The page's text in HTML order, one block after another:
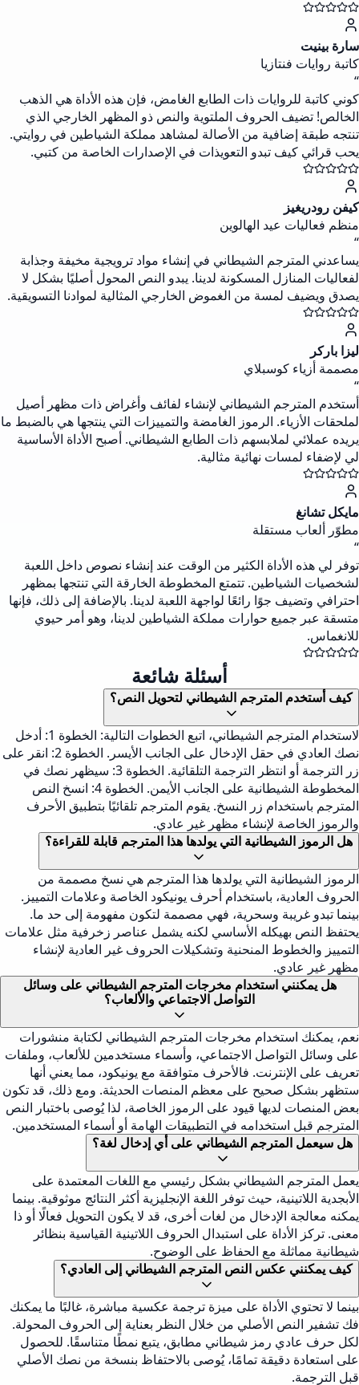
سارة بينيت
كاتبة روايات فنتازيا
“
كوني كاتبة للروايات ذات الطابع الغامض، فإن هذه الأداة هي الذهب
الخالص! تضيف الحروف الملتوية والنص ذو المظهر الخارجي الذي
تنتجه طبقة إضافية من الأصالة لمشاهد مملكة الشياطين في روايتي.
يحب قرائي كيف تبدو التعويذات في الإصدارات الخاصة من كتبي.
كيفن رودريغيز
منظم فعاليات عيد الهالوين
“
يساعدني المترجم الشيطاني في إنشاء مواد ترويجية مخيفة وجذابة
لفعاليات المنازل المسكونة لدينا. يبدو النص المحول أصليًا بشكل لا
يصدق ويضيف لمسة من الغموض الخارجي المثالية لموادنا التسويقية.
ليزا باركر
مصممة أزياء كوسبلاي
“
أستخدم المترجم الشيطاني لإنشاء لفائف وأغراض ذات مظهر أصيل
لملحقات الأزياء. الرموز الغامضة والتمييزات التي ينتجها هي بالضبط ما
يريده عملائي لملابسهم ذات الطابع الشيطاني. أصبح الأداة الأساسية
لي لإضفاء لمسات نهائية مثالية.
مايكل تشانغ
مطوّر ألعاب مستقلة
“
توفر لي هذه الأداة الكثير من الوقت عند إنشاء نصوص داخل اللعبة
لشخصيات الشياطين. تتمتع المخطوطة الخارقة التي تنتجها بمظهر
احترافي وتضيف جوًا رائعًا لواجهة اللعبة لدينا. بالإضافة إلى ذلك، فإنها
متسقة عبر جميع حوارات مملكة الشياطين لدينا، وهو أمر حيوي
للانغماس.
أسئلة شائعة
كيف أستخدم المترجم الشيطاني لتحويل النص؟
لاستخدام المترجم الشيطاني، اتبع الخطوات التالية: الخطوة 1: أدخل
نصك العادي في حقل الإدخال على الجانب الأيسر. الخطوة 2: انقر على
زر الترجمة أو انتظر الترجمة التلقائية. الخطوة 3: سيظهر نصك في
المخطوطة الشيطانية على الجانب الأيمن. الخطوة 4: انسخ النص
المترجم باستخدام زر النسخ. يقوم المترجم تلقائيًا بتطبيق الأحرف
والرموز الخاصة لإنشاء مظهر غير عادي.
هل الرموز الشيطانية التي يولدها هذا المترجم قابلة للقراءة؟
الرموز الشيطانية التي يولدها هذا المترجم هي نسخ مصممة من
الحروف العادية، باستخدام أحرف يونيكود الخاصة وعلامات التمييز.
بينما تبدو غريبة وسحرية، فهي مصممة لتكون مفهومة إلى حد ما.
يحتفظ النص بهيكله الأساسي لكنه يشمل عناصر زخرفية مثل علامات
التمييز والخطوط المنحنية وتشكيلات الحروف غير العادية لإنشاء
مظهر غير عادي.
هل يمكنني استخدام مخرجات المترجم الشيطاني على وسائل
التواصل الاجتماعي والألعاب؟
نعم، يمكنك استخدام مخرجات المترجم الشيطاني لكتابة منشورات
على وسائل التواصل الاجتماعي، وأسماء مستخدمين للألعاب، وملفات
تعريف على الإنترنت. فالأحرف متوافقة مع يونيكود، مما يعني أنها
ستظهر بشكل صحيح على معظم المنصات الحديثة. ومع ذلك، قد تكون
بعض المنصات لديها قيود على الرموز الخاصة، لذا يُوصى باختبار النص
المترجم قبل استخدامه في التطبيقات الهامة أو أسماء المستخدمين.
هل سيعمل المترجم الشيطاني على أي إدخال لغة؟
يعمل المترجم الشيطاني بشكل رئيسي مع اللغات المعتمدة على
الأبجدية اللاتينية، حيث توفر اللغة الإنجليزية أكثر النتائج موثوقية. بينما
يمكنه معالجة الإدخال من لغات أخرى، قد لا يكون التحويل فعالًا أو ذا
معنى. تركز الأداة على استبدال الحروف اللاتينية القياسية بنظائر
شيطانية مماثلة مع الحفاظ على الوضوح.
كيف يمكنني عكس النص المترجم الشيطاني إلى العادي؟
بينما لا تحتوي الأداة على ميزة ترجمة عكسية مباشرة، غالبًا ما يمكنك
فك تشفير النص الأصلي من خلال النظر بعناية إلى الحروف المحولة.
لكل حرف عادي رمز شيطاني مطابق، يتبع نمطًا متناسقًا. للحصول
على استعادة دقيقة تمامًا، يُوصى بالاحتفاظ بنسخة من نصك الأصلي
قبل الترجمة.